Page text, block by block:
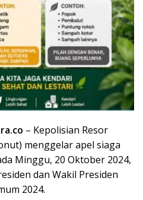
– Kepolisian Resor
menggelar apel siaga
Minggu, 20 Oktober 2024,
dan Wakil Presiden
2024.